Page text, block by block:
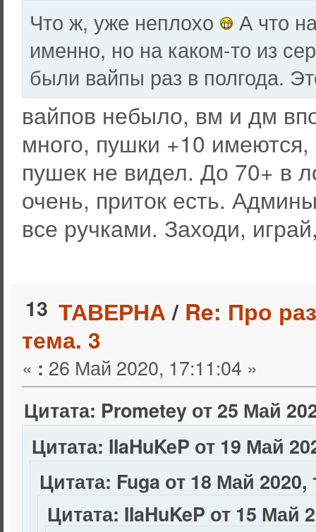
Что ж, уже неплохо
А что
именно, но на каком-то из
были вайпы раз в полгода.
вайпов небыло, вм и дм
много, пушки +10
пушек не видел. До 70+ в
очень, приток есть.
все ручками. Заходи,
13 ТАВЕРНА/ Re: Про
тема. 3
« : 26 Май 2020, 17:11:04 »
Цитата: Prometey от 25 Май
Цитата: IIaHuKeP от 19 Май
Цитата: Fuga от 18 Май 2020,
Цитата: IIaHuKeP от 15 Май